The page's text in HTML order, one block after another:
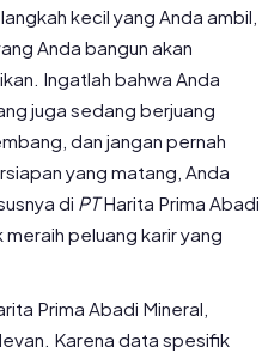
kecil yang Anda ambil,
Anda bangun akan
Ingatlah bahwa Anda
juga sedang berjuang
dan jangan pernah
yang matang, Anda
di PTHarita Prima Abadi
peluang karir yang
Prima Abadi Mineral,
Karena data spesifik